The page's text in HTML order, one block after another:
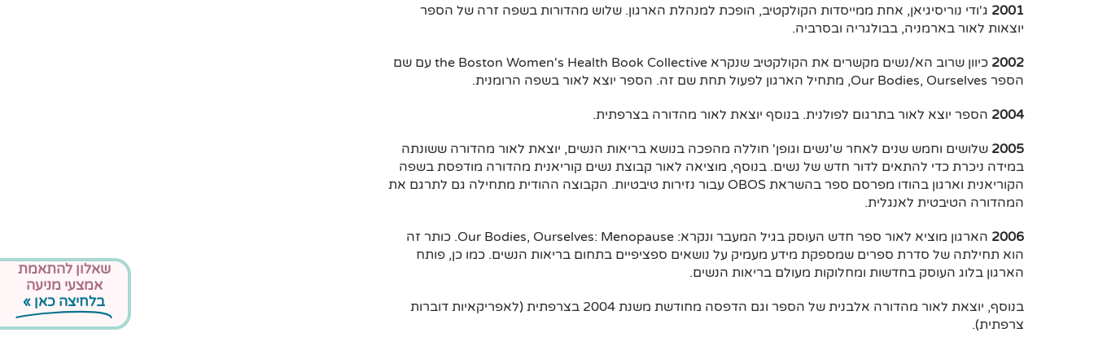
2001 ג'ודי נוריסיגיאן, אחת ממייסדות הקולקטיב, הופכת למנהלת הארגון. שלוש מהדורות בשפה זרה של הספר
יוצאות לאור בארמניה, בבולגריה ובסרביה.
2002
כיוון שרוב הא/נשים מקשרים את הקולקטיב שנקרא the Boston Women's Health Book Collective עם שם
הספר Our Bodies, Ourselves, מתחיל הארגון לפעול תחת שם זה. הספר יוצא לאור בשפה הרומנית.
2004 הספר יוצא לאור בתרגום לפולנית. בנוסף יוצאת לאור מהדורה בצרפתית.
2005 שלושים וחמש שנים לאחר ש'נשים וגופן' חוללה מהפכה בנושא בריאות הנשים, יוצאת לאור מהדורה ששונתה
במידה ניכרת כדי להתאים לדור חדש של נשים. בנוסף, מוציאה לאור קבוצת נשים קוריאנית מהדורה מודפסת בשפה
הקוריאנית וארגון בהודו מפרסם ספר בהשראת OBOS עבור נזירות טיבטיות. הקבוצה ההודית מתחילה גם לתרגם את
המהדורה הטיבטית לאנגלית.
2006
הארגון מוציא לאור ספר חדש העוסק בגיל המעבר ונקרא: Our Bodies, Ourselves: Menopause. כותר זה
הוא תחילתה של סדרת ספרים שמספקת מידע מעמיק על נושאים ספציפיים בתחום בריאות הנשים. כמו כן, פותח
הארגון בלוג העוסק בחדשות ומחלוקות מעולם בריאות הנשים.
בנוסף, יוצאת לאור מהדורה אלבנית של הספר וגם הדפסה מחודשת משנת 2004 בצרפתית (לאפריקאיות דוברות
צרפתית).
שאלון להתאמת
אמצעי מניעה
בלחיצה כאן »